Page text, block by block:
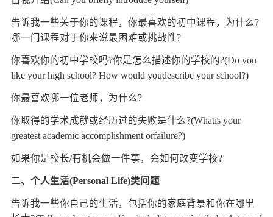
告诉我一些关于你的课程，你最喜欢的初中课程，为什么?
哪一门课程对于你来说最困难或挑战性?
你喜欢你的初中学校吗?你是怎么描述你的学校的?(Do you
like your high school? How would youdescribe your school?)
你最喜欢哪一位老师，为什么?
你取得的学术成就或经历过的失败是什么?(Whatis your
greatest academic accomplishment orfailure?)
如果你是校长/有机会做一件事，会如何改变学校?
二、个人生活(Personal Life)类问题
告诉我一些你自己的生活，包括你的家庭背景和你在哪里